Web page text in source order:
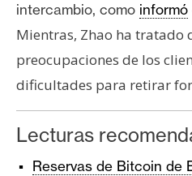
intercambio, como informó
Mientras, Zhao ha tratado
preocupaciones de los
dificultades para retirar
Lecturas
Reservas de Bitcoin de